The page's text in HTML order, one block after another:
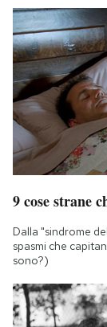
9 cose strane
Dalla "sindrome
spasmi che
sono?)